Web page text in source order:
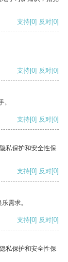
支持[0] 反对[0]
支持[0] 反对[0]
支持[0] 反对[0]
私保护和安全性保
支持[0] 反对[0]
需求。
支持[0] 反对[0]
私保护和安全性保